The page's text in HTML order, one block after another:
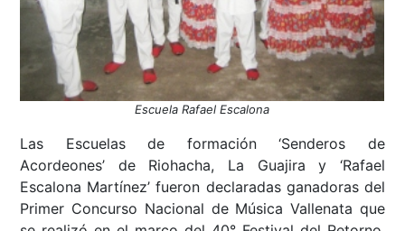
Escuela Rafael Escalona
Las Escuelas de formación ‘Senderos de
Acordeones’ de Riohacha, La Guajira y ‘Rafael
Escalona Martínez’ fueron declaradas ganadoras del
Primer Concurso Nacional de Música Vallenata que